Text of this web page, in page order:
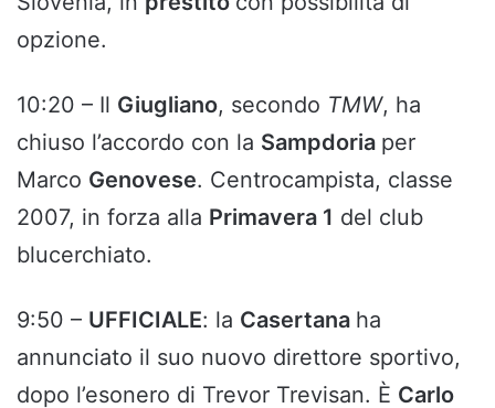
opzione.
10:20 – Il Giugliano, secondo TMW, ha
chiuso l’accordo con la Sampdoria per
Marco Genovese. Centrocampista, classe
2007, in forza alla Primavera 1 del club
blucerchiato.
9:50 – UFFICIALE: la Casertana ha
annunciato il suo nuovo direttore sportivo,
dopo l’esonero di Trevor Trevisan. È Carlo